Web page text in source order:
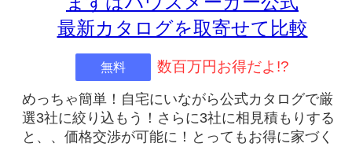
最新カタログを取寄せて比較
無料 数百万円お得だよ!?
めっちゃ簡単！自宅にいながら公式カタログで厳
選3社に絞り込もう！さらに3社に相見積もりする
と、、価格交渉が可能に！とってもお得に家づく